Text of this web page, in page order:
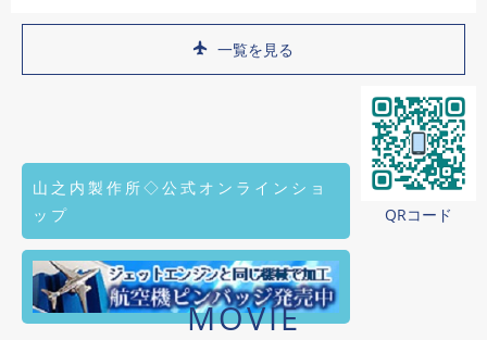
一覧を見る
山之内製作所◇公式オンラインショ
ップ
QRコード
MOVIE